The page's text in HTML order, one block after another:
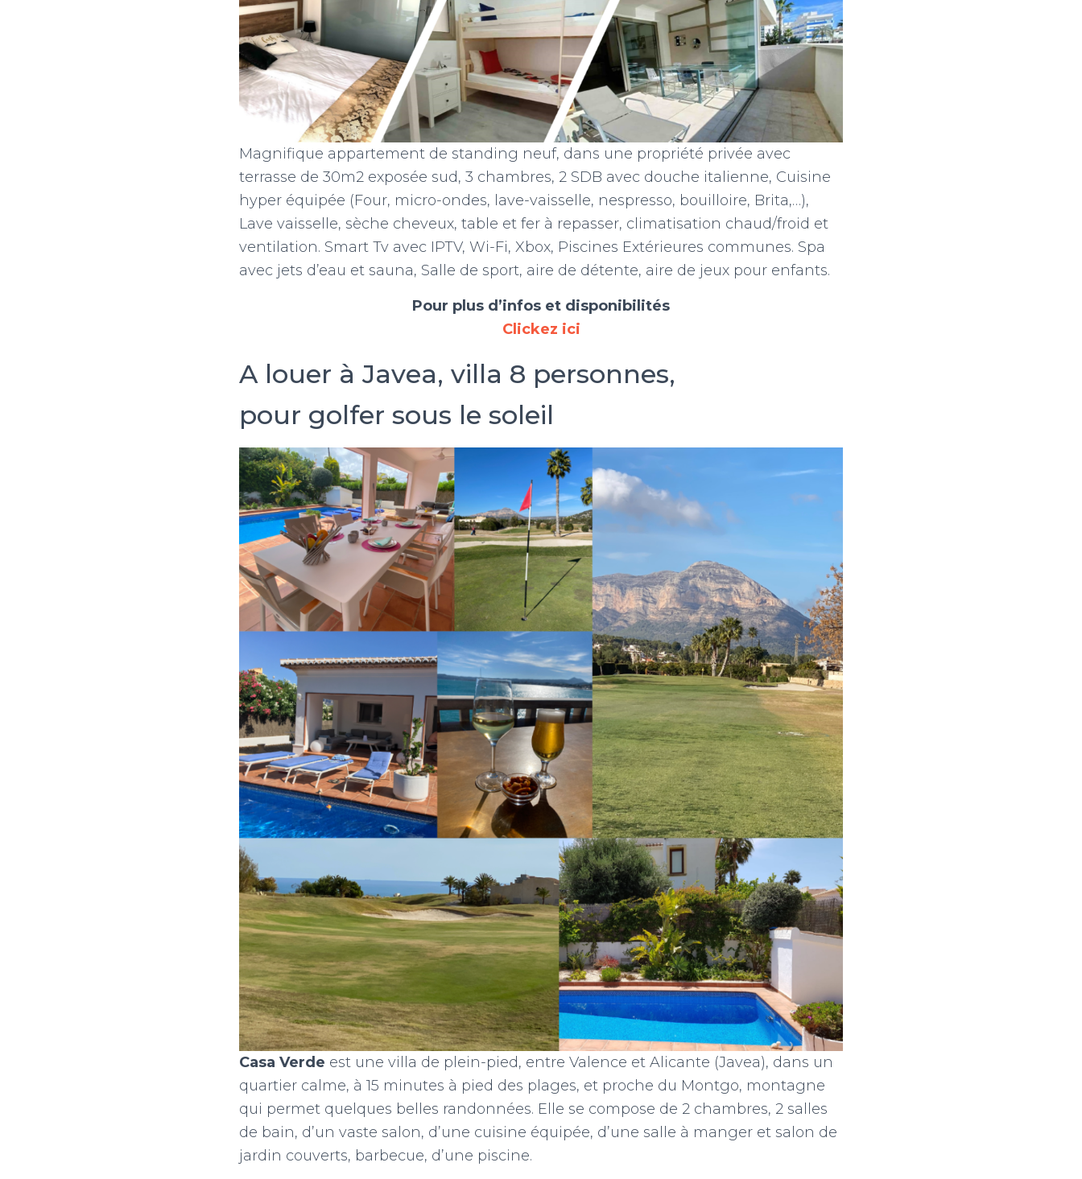
Magnifique appartement de standing neuf, dans une propriété privée avec
terrasse de 30m2 exposée sud, 3 chambres, 2 SDB avec douche italienne, Cuisine
hyper équipée (Four, micro-ondes, lave-vaisselle, nespresso, bouilloire, Brita,…),
Lave vaisselle, sèche cheveux, table et fer à repasser, climatisation chaud/froid et
ventilation. Smart Tv avec IPTV, Wi-Fi, Xbox, Piscines Extérieures communes. Spa
avec jets d’eau et sauna, Salle de sport, aire de détente, aire de jeux pour enfants.
Pour plus d’infos et disponibilités
Clickez ici
A louer à Javea, villa 8 personnes,
pour golfer sous le soleil
Casa Verde est une villa de plein-pied, entre Valence et Alicante (Javea), dans un
quartier calme, à 15 minutes à pied des plages, et proche du Montgo, montagne
qui permet quelques belles randonnées. Elle se compose de 2 chambres, 2 salles
de bain, d’un vaste salon, d’une cuisine équipée, d’une salle à manger et salon de
jardin couverts, barbecue, d’une piscine.